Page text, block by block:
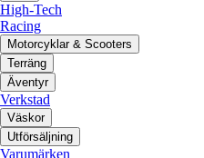
High-Tech
Racing
Motorcyklar & Scooters
Terräng
Äventyr
Verkstad
Väskor
Utförsäljning
Varumärken